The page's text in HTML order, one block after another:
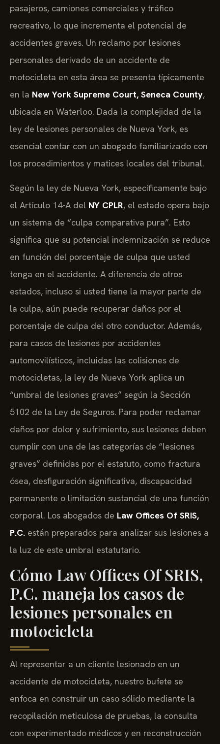
pasajeros, camiones comerciales y tráfico
recreativo, lo que incrementa el potencial de
accidentes graves. Un reclamo por lesiones
personales derivado de un accidente de
motocicleta en esta área se presenta típicamente
en la New York Supreme Court, Seneca County,
ubicada en Waterloo. Dada la complejidad de la
ley de lesiones personales de Nueva York, es
esencial contar con un abogado familiarizado con
los procedimientos y matices locales del tribunal.
Según la ley de Nueva York, específicamente bajo
el Artículo 14-A del NY CPLR, el estado opera bajo
un sistema de “culpa comparativa pura”. Esto
significa que su potencial indemnización se reduce
en función del porcentaje de culpa que usted
tenga en el accidente. A diferencia de otros
estados, incluso si usted tiene la mayor parte de
la culpa, aún puede recuperar daños por el
porcentaje de culpa del otro conductor. Además,
para casos de lesiones por accidentes
automovilísticos, incluidas las colisiones de
motocicletas, la ley de Nueva York aplica un
“umbral de lesiones graves” según la Sección
5102 de la Ley de Seguros. Para poder reclamar
daños por dolor y sufrimiento, sus lesiones deben
cumplir con una de las categorías de “lesiones
graves” definidas por el estatuto, como fractura
ósea, desfiguración significativa, discapacidad
permanente o limitación sustancial de una función
corporal. Los abogados de Law Offices Of SRIS,
P.C. están preparados para analizar sus lesiones a
la luz de este umbral estatutario.
Cómo Law Offices Of SRIS,
P.C. maneja los casos de
lesiones personales en
motocicleta
Al representar a un cliente lesionado en un
accidente de motocicleta, nuestro bufete se
enfoca en construir un caso sólido mediante la
recopilación meticulosa de pruebas, la consulta
con experimentado médicos y en reconstrucción